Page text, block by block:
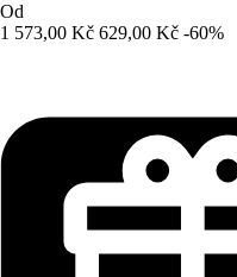
Od
1 573,00 Kč 629,00 Kč -60%